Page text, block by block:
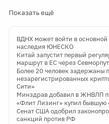
Показать ещё
ВДНХ может войти в
наследия ЮНЕСКО
Китай запустит первый
маршрут в ЕС через
Более 20 человек задержаны
незарегистрированных
Сити»
Минздрав добавил в ЖНВЛП
«Флит Лизинг» купил бывшую
Сенат США одобрил
санкций против РФ